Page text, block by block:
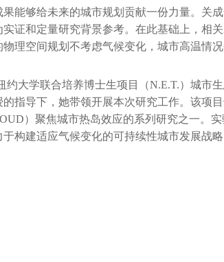
果能够给未来的城市规划贡献一份力量。关
证和定量研究背景参考。在此基础上，相
理空间规划不考虑气候变化，城市高温情况
约大学联合培养博士生项目（N.E.T.）城市
指导下，她带领开展本次研究工作。该项
）聚焦城市热岛效应的系列研究之一。
构建适应气候变化的可持续性城市发展战略